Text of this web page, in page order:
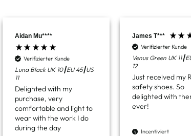
Aidan Mu****
Verifizierter Kunde
Luna Black UK 10┃EU 45┃US
11
Delighted with my
purchase, very
comfortable and light to
wear with the work I do
during the day
James T***
Verifizierter Kunde
Venus Green UK
12
Just received my
safety shoes. So
delighted with
ever!
Incentiviert